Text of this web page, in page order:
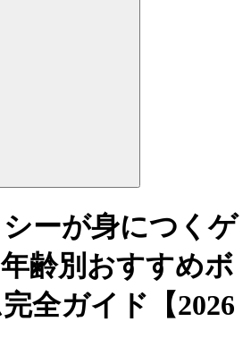
ーが身につくゲ
齢別おすすめボ
全ガイド【2026